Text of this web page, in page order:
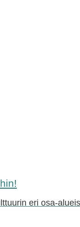
eri osa-